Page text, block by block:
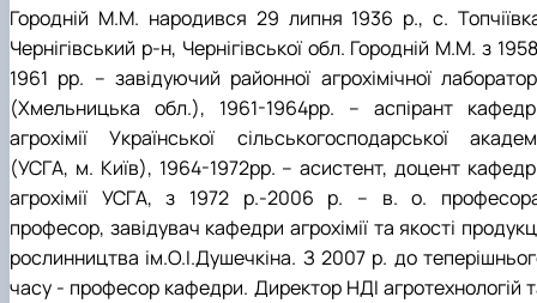
Городній М.М. народився 29 липня 1936 р., с.
Чернігівський р-н, Чернігівської обл. Городній М.М. з
1961 рр. – завідуючий районної агрохімічної
(Хмельницька обл.), 1961-1964рр. – аспірант
агрохімії Української сільськогосподарської
(УСГА, м. Київ), 1964-1972рр. – асистент, доцент
агрохімії УСГА, з 1972 р.-2006 р. – в. о.
професор, завідувач кафедри агрохімії та якості
рослинництва ім.О.І.Душечкіна. З 2007 р. до
часу - професор кафедри. Директор НДІ агротехнологій